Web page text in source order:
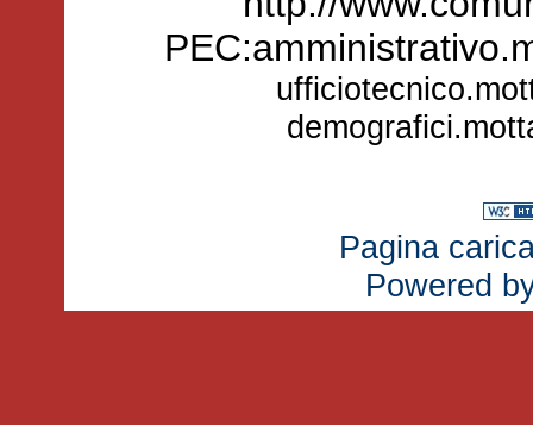
Pagina
Powered